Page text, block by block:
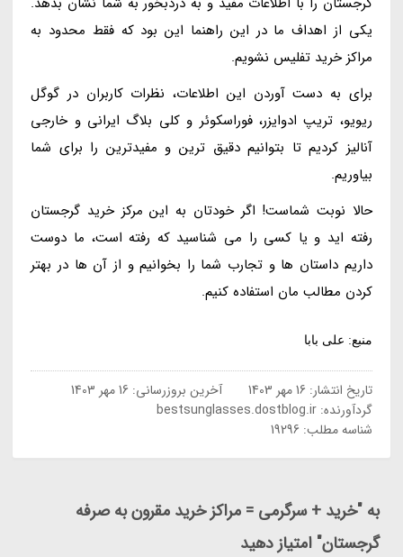
یکی از اهداف ما در این راهنما این بود که فقط محدود به
مراکز خرید تفلیس نشویم.
برای به دست آوردن این اطلاعات، نظرات کاربران در گوگل
ریویو، تریپ ادوایزر، فوراسکوئر و کلی بلاگ ایرانی و خارجی
آنالیز کردیم تا بتوانیم دقیق ترین و مفیدترین را برای شما
بیاوریم.
حالا نوبت شماست! اگر خودتان به این مرکز خرید گرجستان
رفته اید و یا کسی را می شناسید که رفته است، ما دوست
داریم داستان ها و تجارب شما را بخوانیم و از آن ها در بهتر
کردن مطالب مان استفاده کنیم.
منبع: علی بابا
تاریخ انتشار: 16 مهر 1403 آخرین بروزرسانی: 16 مهر 1403
گردآورنده:bestsunglasses.dostblog.ir
شناسه مطلب: 19296
به "خرید + سرگرمی = مراکز خرید مقرون به صرفه
گرجستان" امتیاز دهید